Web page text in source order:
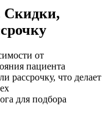
Скидки,
от
пациента
рассрочку, что делает
для подбора